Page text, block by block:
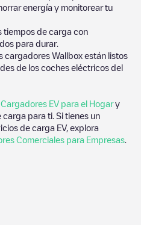
energía y monitorear tu
tiempos de carga con
para durar.
cargadores Wallbox están listos
de los coches eléctricos del
Cargadores EV para el Hogary
para ti. Si tienes un
de carga EV, explora
Comerciales para Empresas